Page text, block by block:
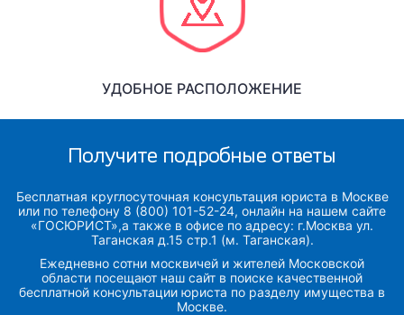
УДОБНОЕ РАСПОЛОЖЕНИЕ
Получите подробные ответы
Бесплатная круглосуточная консультация юриста в Москве
или по телефону 8 (800) 101-52-24, онлайн на нашем сайте
«ГОСЮРИСТ»,а также в офисе по адресу: г.Москва ул.
Таганская д.15 стр.1 (м. Таганская).
Ежедневно сотни москвичей и жителей Московской
области посещают наш сайт в поиске качественной
бесплатной консультации юриста по разделу имущества в
Москве.